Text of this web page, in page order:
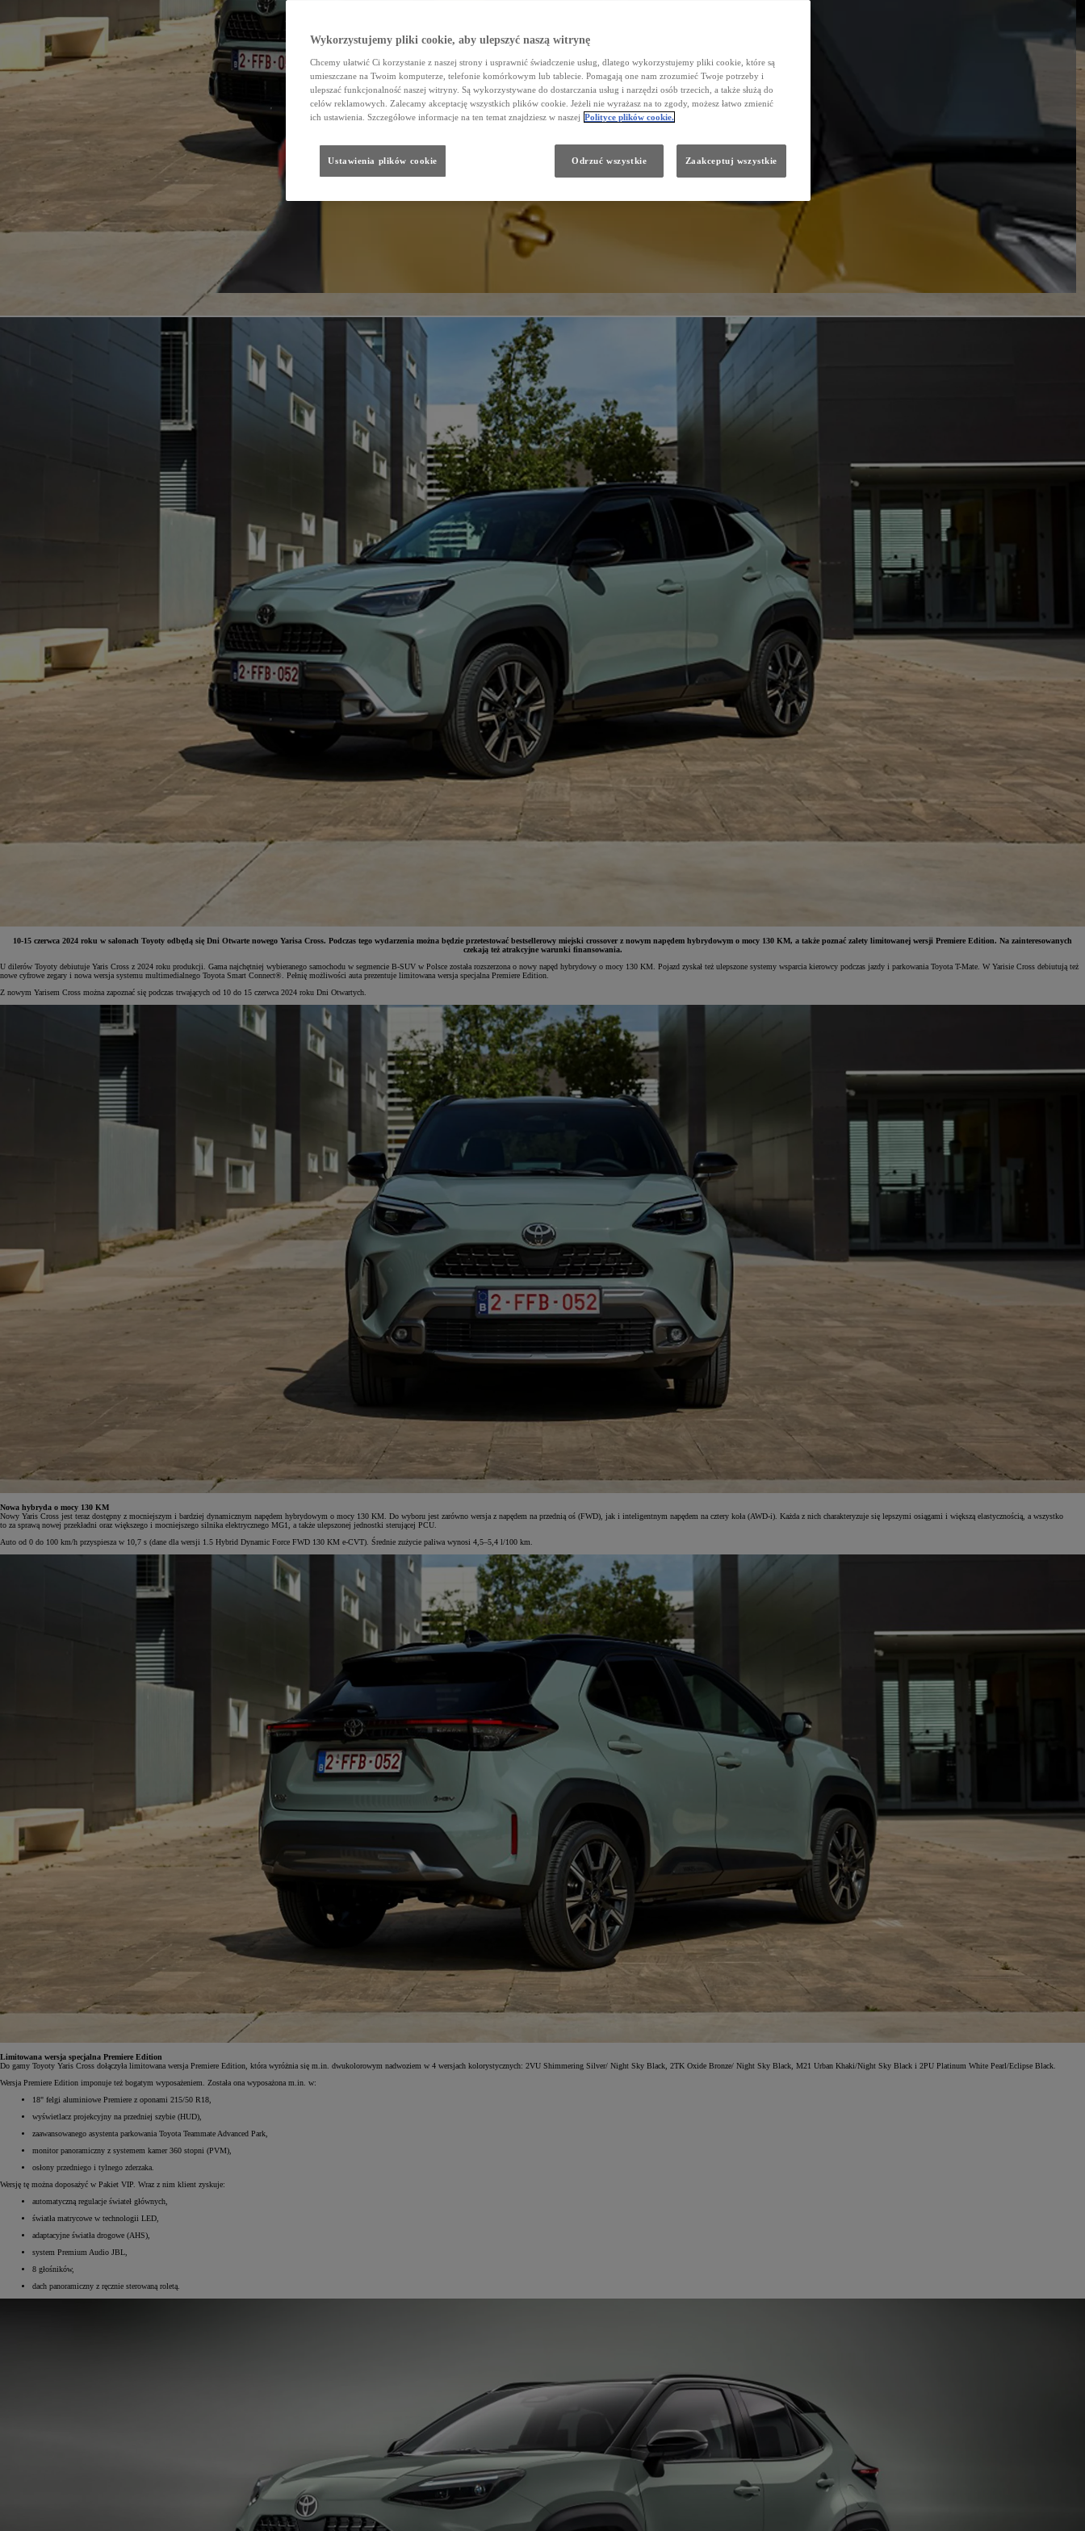
Od 81 900 zł
Yaris Cross
HYBRID
Od105 300 zł
Corolla Hatchback
HYBRID
10-15 czerwca 2024 roku w salonach Toyoty odbędą się Dni Otwarte nowego Yarisa Cross. Podczas tego wydarzenia można będzie przetestować bestsellerowy miejski crossover z nowym napędem hybrydowym o mocy 130 KM, a także poznać zalety limitowanej wersji Premiere Edition. Na zainteresowanych
czekają też atrakcyjne warunki finansowania.
U dilerów Toyoty debiutuje Yaris Cross z 2024 roku produkcji. Gama najchętniej wybieranego samochodu w segmencie B-SUV w Polsce została rozszerzona o nowy napęd hybrydowy o mocy 130 KM. Pojazd zyskał też ulepszone systemy wsparcia kierowcy podczas jazdy i parkowania Toyota T-Mate. W Yarisie Cross debiutują też
nowe cyfrowe zegary i nowa wersja systemu multimedialnego Toyota Smart Connect®. Pełnię możliwości auta prezentuje limitowana wersja specjalna Premiere Edition.
Z nowym Yarisem Cross można zapoznać się podczas trwających od 10 do 15 czerwca 2024 roku Dni Otwartych.
Nowa hybryda o mocy 130 KM
Nowy Yaris Cross jest teraz dostępny z mocniejszym i bardziej dynamicznym napędem hybrydowym o mocy 130 KM. Do wyboru jest zarówno wersja z napędem na przednią oś (FWD), jak i inteligentnym napędem na cztery koła (AWD-i). Każda z nich charakteryzuje się lepszymi osiągami i większą elastycznością, a wszystko
to za sprawą nowej przekładni oraz większego i mocniejszego silnika elektrycznego MG1, a także ulepszonej jednostki sterującej PCU.
Auto od 0 do 100 km/h przyspiesza w 10,7 s (dane dla wersji 1.5 Hybrid Dynamic Force FWD 130 KM e-CVT). Średnie zużycie paliwa wynosi 4,5–5,4 l/100 km.
Limitowana wersja specjalna Premiere Edition
Do gamy Toyoty Yaris Cross dołączyła limitowana wersja Premiere Edition, która wyróżnia się m.in. dwukolorowym nadwoziem w 4 wersjach kolorystycznych: 2VU Shimmering Silver/ Night Sky Black, 2TK Oxide Bronze/ Night Sky Black, M21 Urban Khaki/Night Sky Black i 2PU Platinum White Pearl/Eclipse Black.
Wersja Premiere Edition imponuje też bogatym wyposażeniem. Została ona wyposażona m.in. w:
18" felgi aluminiowe Premiere z oponami 215/50 R18,
wyświetlacz projekcyjny na przedniej szybie (HUD),
zaawansowanego asystenta parkowania Toyota Teammate Advanced Park,
monitor panoramiczny z systemem kamer 360 stopni (PVM),
osłony przedniego i tylnego zderzaka.
Wersję tę można doposażyć w Pakiet VIP. Wraz z nim klient zyskuje:
automatyczną regulacje świateł głównych,
światła matrycowe w technologii LED,
adaptacyjne światła drogowe (AHS),
system Premium Audio JBL,
8 głośników,
dach panoramiczny z ręcznie sterowaną roletą.
Wykorzystujemy pliki cookie, aby ulepszyć naszą witrynę
Chcemy ułatwić Ci korzystanie z naszej strony i usprawnić świadczenie usług, dlatego wykorzystujemy pliki cookie, które są
umieszczane na Twoim komputerze, telefonie komórkowym lub tablecie. Pomagają one nam zrozumieć Twoje potrzeby i
ulepszać funkcjonalność naszej witryny. Są wykorzystywane do dostarczania usług i narzędzi osób trzecich, a także służą do
celów reklamowych. Zalecamy akceptację wszystkich plików cookie. Jeżeli nie wyrażasz na to zgody, możesz łatwo zmienić
ich ustawienia. Szczegółowe informacje na ten temat znajdziesz w naszej Polityce plików cookie.
Ustawienia plików cookie Odrzuć wszystkie Zaakceptuj wszystkie